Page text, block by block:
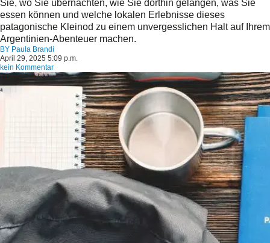
Sie, wo Sie übernachten, wie Sie dorthin gelangen, was Sie
essen können und welche lokalen Erlebnisse dieses
patagonische Kleinod zu einem unvergesslichen Halt auf Ihrem
Argentinien-Abenteuer machen.
BY Paula Brandi
April 29, 2025 5:09 p.m.
kein Kommentar